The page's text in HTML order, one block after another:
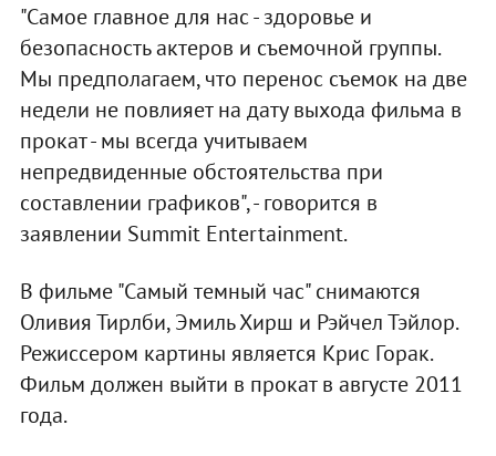
"Самое главное для нас - здоровье и
безопасность актеров и съемочной группы.
Мы предполагаем, что перенос съемок на две
недели не повлияет на дату выхода фильма в
прокат - мы всегда учитываем
непредвиденные обстоятельства при
составлении графиков", - говорится в
заявлении Summit Entertainment.
В фильме "Самый темный час" снимаются
Оливия Тирлби, Эмиль Хирш и Рэйчел Тэйлор.
Режиссером картины является Крис Горак.
Фильм должен выйти в прокат в августе 2011
года.